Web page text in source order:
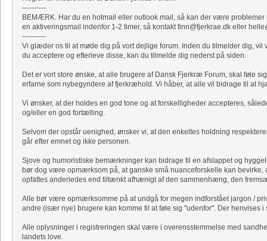
----------
BEMÆRK. Har du en hotmail eller outlook mail, så kan der være
en aktiveringsmail indenfor 1-2 timer, så kontakt finn@fjerkrae.dk eller
----------
Vi glæder os til at møde dig på vort dejlige forum. Inden du tilmelder dig,
du acceptere og efterleve disse, kan du tilmelde dig nederst på siden.
Det er vort store ønske, at alle brugere af Dansk Fjerkræ Forum, skal føle
erfarne som nybegyndere af fjerkræhold. Vi håber, at alle vil bidrage til at
Vi ønsker, at der holdes en god tone og at forskelligheder accepteres,
og/eller en god fortælling.
Selvom der opstår uenighed, ønsker vi, at den enkeltes holdning
går efter emnet og ikke personen.
Sjove og humoristiske bemærkninger kan bidrage til en afslappet og
bør dog være opmærksom på, at ganske små nuanceforskelle kan
opfattes anderledes end tiltænkt afhænigt af den sammenhæng, den
Alle bør være opmærksomme på at undgå for megen indforstået jargon /
andre (især nye) brugere kan komme til at føle sig "udenfor". Der henvises i
Alle oplysninger i registreringen skal være i overensstemmelse med
landets love.